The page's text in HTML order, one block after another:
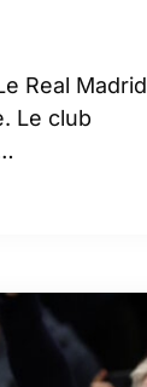
Real Madrid
Le club